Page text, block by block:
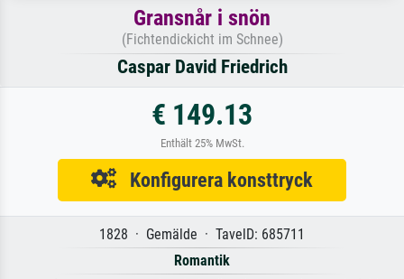
Gransnår i snön
(Fichtendickicht im Schnee)
Caspar David Friedrich
€ 149.13
Enthält 25% MwSt.
Konfigurera konsttryck
1828 · Gemälde · TavelD: 685711
Romantik